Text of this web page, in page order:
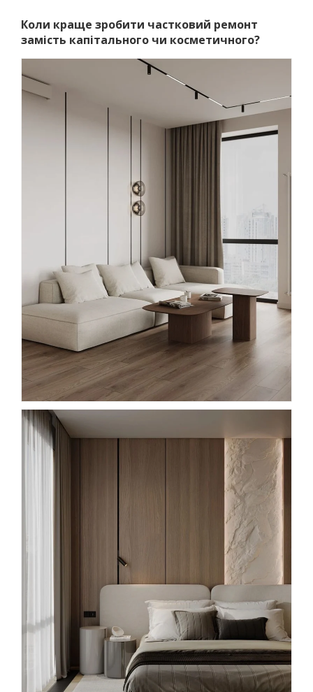
Коли краще зробити частковий ремонт
замість капітального чи косметичного?